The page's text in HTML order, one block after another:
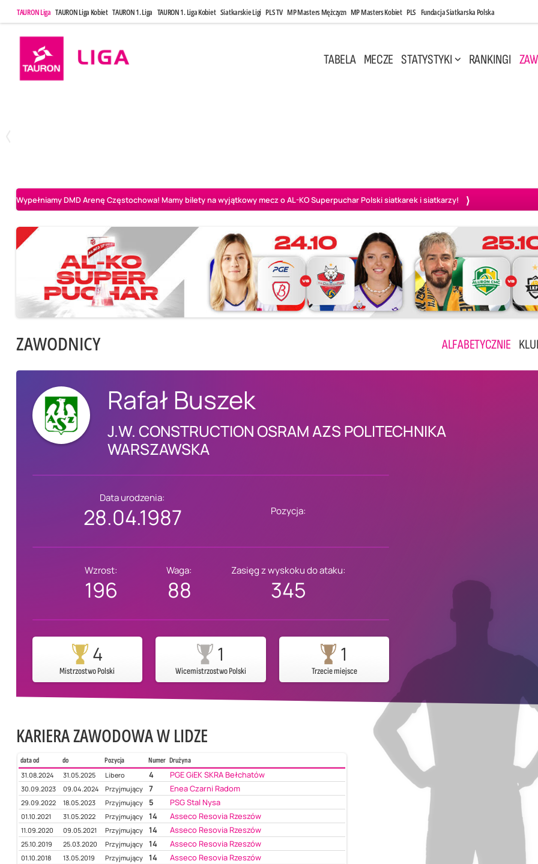
TAURON Liga TAURON Liga Kobiet TAURON 1. Liga TAURON 1. Liga Kobiet Siatkarskie Ligi PLS TV MP Masters Mężczyzn MP Masters Kobiet PLS Fundacja Siatkarska Polska
TABELA MECZE STATYSTYKI RANKINGI
Wypełniamy DMD Arenę Częstochowa! Mamy bilety na wyjątkowy mecz o AL-KO Superpuchar Polski siatkarek i siatkarzy!
ZAWODNICY ALFABETYCZNIE
Rafał Buszek
J.W. CONSTRUCTION OSRAM AZS POLITECHNIKA
WARSZAWSKA
Data urodzenia:
28.04.1987 Pozycja:
Wzrost:
196
Waga:
88
Zasięg z wyskoku do ataku:
345
4
Mistrzostwo Polski
1
Wicemistrzostwo Polski
1
Trzecie miejsce
KARIERA ZAWODOWA W LIDZE
data od do Pozycja Numer Drużyna
31.08.2024
31.05.2025 Libero 4 PGE GiEK SKRA Bełchatów
30.09.2023 09.04.2024 Przyjmujący 7 Enea Czarni Radom
29.09.2022 18.05.2023 Przyjmujący 5 PSG Stal Nysa
01.10.2021 31.05.2022 Przyjmujący 14 Asseco Resovia Rzeszów
11.09.2020 09.05.2021 Przyjmujący 14 Asseco Resovia Rzeszów
25.10.2019 25.03.2020 Przyjmujący 14 Asseco Resovia Rzeszów
01.10.2018 13.05.2019 Przyjmujący 14 Asseco Resovia Rzeszów